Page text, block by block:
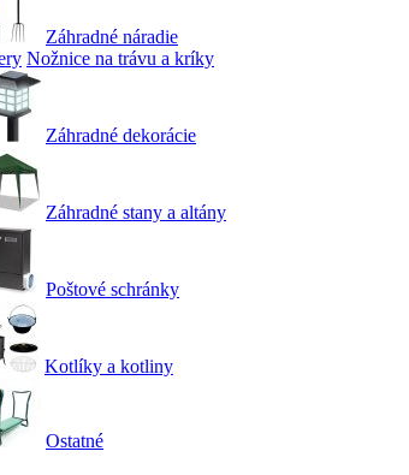
Záhradné náradie
Nožnice na trávu a kríky
Záhradné dekorácie
Záhradné stany a altány
Poštové schránky
Kotlíky a kotliny
Ostatné